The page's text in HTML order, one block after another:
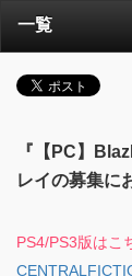
一覧
『【PC】
レイの募集に
PS4/PS3版はこ